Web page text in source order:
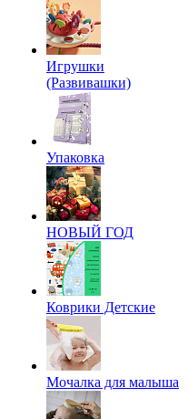
Игрушки
(Развивашки)
Упаковка
НОВЫЙ ГОД
Коврики Детские
Мочалка для малыша